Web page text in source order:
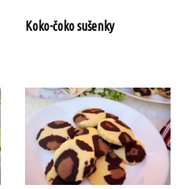
Koko-čoko sušenky